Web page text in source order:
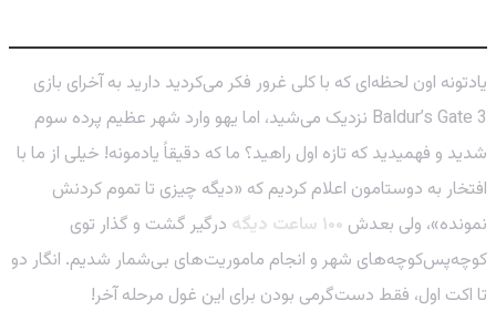
یادتونه اون لحظه‌ای که با کلی غرور فکر می‌کردید دارید به آخرای بازی
Baldur’s Gate 3 نزدیک می‌شید، اما یهو وارد شهر عظیم پرده سوم
شدید و فهمیدید که تازه اول راهید؟ ما که دقیقاً یادمونه! خیلی از ما با
افتخار به دوستامون اعلام کردیم که «دیگه چیزی تا تموم کردنش
نمونده»، ولی بعدش ۱۰۰ ساعت دیگه
درگیر گشت و گذار توی
کوچه‌پس‌کوچه‌های شهر و انجام ماموریت‌های بی‌شمار شدیم. انگار دو
تا اکت اول، فقط دست‌گرمی بودن برای این غول مرحله آخر!